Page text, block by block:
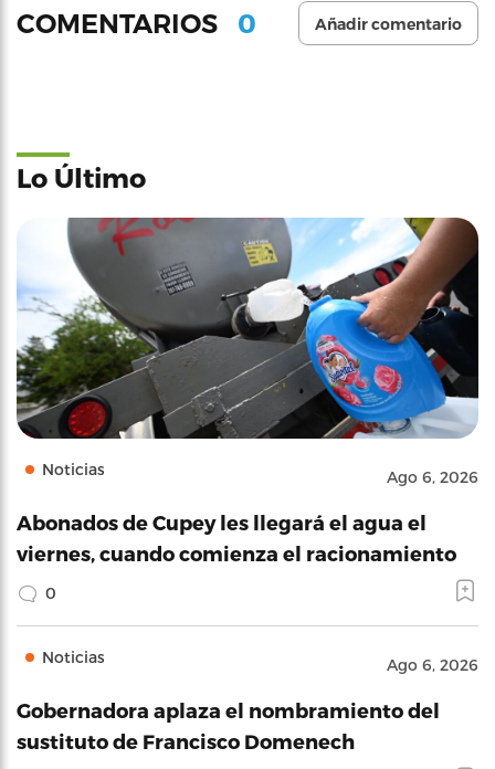
COMENTARIOS 0 Añadir comentario
Lo Último
Noticias Ago 6, 2026
Abonados de Cupey les llegará el agua el
viernes, cuando comienza el racionamiento
0
Noticias Ago 6, 2026
Gobernadora aplaza el nombramiento del
sustituto de Francisco Domenech